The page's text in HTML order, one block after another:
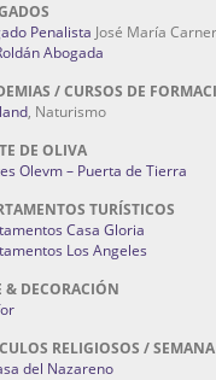
Penalista José María
Abogada
/ CURSOS DE
, Naturismo
DE OLIVA
Olevm – Puerta de Tierra
TURÍSTICOS
Casa Gloria
Los Angeles
& DECORACIÓN
RELIGIOSOS /
del Nazareno